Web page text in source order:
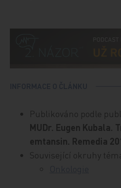
Publikováno podle
MUDr. Eugen Kubala.
emtansin. Remedia
Související okruhy